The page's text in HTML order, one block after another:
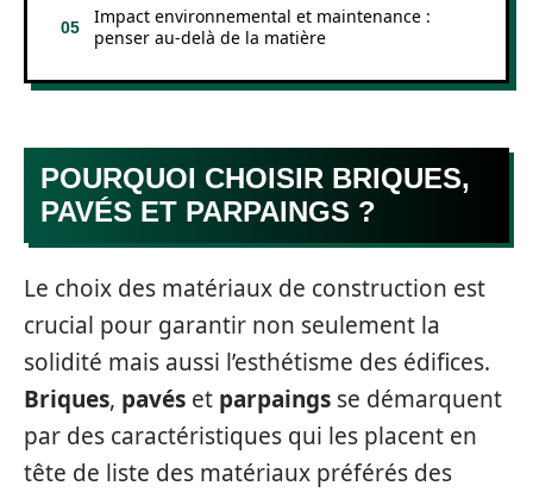
Impact environnemental et maintenance :
penser au-delà de la matière
POURQUOI CHOISIR BRIQUES,
PAVÉS ET PARPAINGS ?
Le choix des matériaux de construction est
crucial pour garantir non seulement la
solidité mais aussi l’esthétisme des édifices.
Briques, pavés et parpaings se démarquent
par des caractéristiques qui les placent en
tête de liste des matériaux préférés des